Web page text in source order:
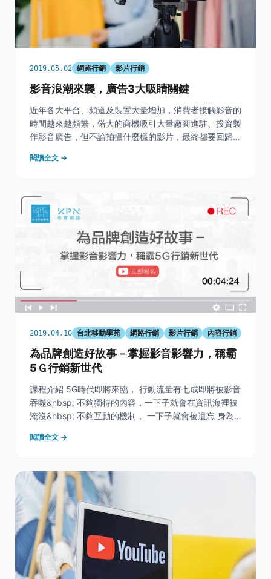
2019.05.02 網路行銷 影片行銷
影音浪潮來襲，廣告3大吸睛關鍵
近年各大平台、頻道及裝置大量增加，消費者接觸影音的
時間越來越頻繁，偌大的商機吸引大量廠商進駐、投資製
作影音廣告，但不論拍攝什麼樣的影片，最終都要回歸到
睛關鍵，幫助你在製作影音時更順利！ &nbsp; 研究中芝
閱讀全文 →
2019.04.10 台北移動學苑 網路行銷 影片行銷 內容行銷
為品牌創造好故事－掌握影音影響力，稱霸
5Ｇ行銷新世代
課程介紹 5G時代即將來臨， 行動流量有七成即將被影音
吞噬&nbsp; 不夠獨特的內容，一下子就會在資訊海裡被
淹沒&nbsp; 不夠互動的機制， 一下子就會被遺忘 身為
銷』？ 現今的狀況已不同於以往，當你拒絕了影音， 其
閱讀全文 →